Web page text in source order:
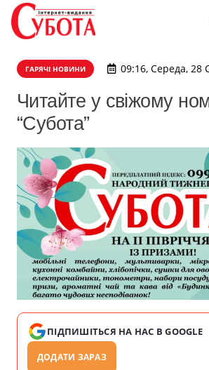
ГАРЯЧІ НОВИНИ 09:16, Середа, 28
Читайте у свіжому
“Субота”
ПІДПИШІТЬСЯ НА НАС В GOOGLE
ДОДАТИ ЗАРАЗ